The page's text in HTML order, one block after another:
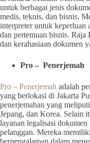
untuk berbagai jenis
medis, teknis, dan bisnis.
interpreter untuk keperluan
dan pertemuan bisnis. Raja
dan kerahasiaan dokumen
Pro – Penerjemah
Pro – Penerjemah adalah
yang berlokasi di Jakarta
penerjemahan yang
Jepang, dan Korea. Selain
layanan legalisasi
pelanggan. Mereka
berpengalaman dalam